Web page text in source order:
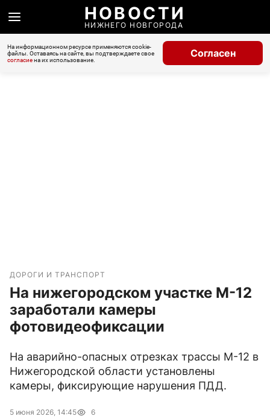
НОВОСТИ
НИЖНЕГО НОВГОРОДА
На информационном ресурсе применяются cookie-
файлы. Оставаясь на сайте, вы подтверждаете свое
согласиена их использование.
Согласен
ДОРОГИ И ТРАНСПОРТ
На нижегородском участке М-12
заработали камеры
фотовидеофиксации
На аварийно-опасных отрезках трассы М-12 в
Нижегородской области установлены
камеры, фиксирующие нарушения ПДД.
5 июня 2026, 14:45 6